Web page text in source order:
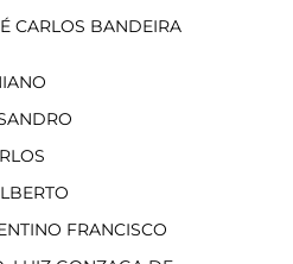
CARLOS BANDEIRA
FRANCISCO